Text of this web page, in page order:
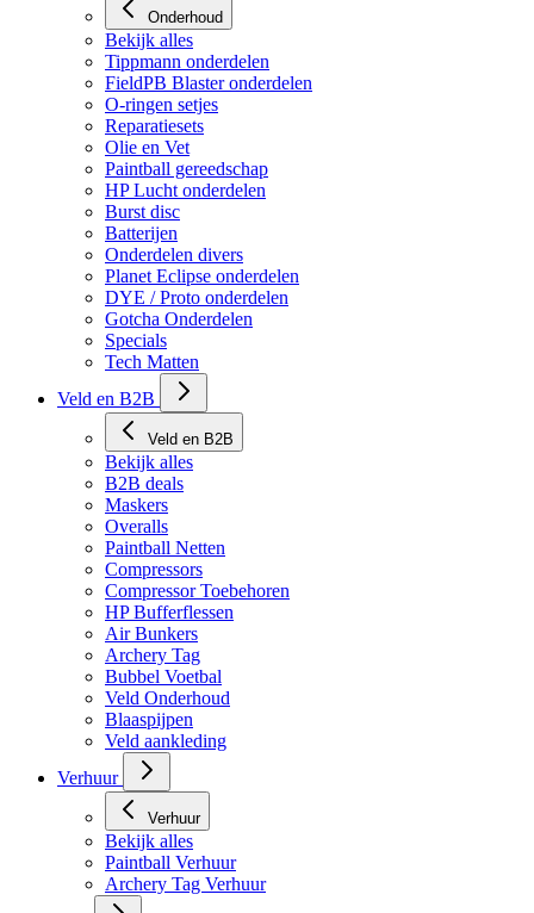
Bekijk alles
Tippmann onderdelen
FieldPB Blaster onderdelen
O-ringen setjes
Reparatiesets
Olie en Vet
Paintball gereedschap
HP Lucht onderdelen
Burst disc
Batterijen
Onderdelen divers
Planet Eclipse onderdelen
DYE / Proto onderdelen
Gotcha Onderdelen
Specials
Tech Matten
Veld en B2B
Veld en B2B
Bekijk alles
B2B deals
Maskers
Overalls
Paintball Netten
Compressors
Compressor Toebehoren
HP Bufferflessen
Air Bunkers
Archery Tag
Bubbel Voetbal
Veld Onderhoud
Blaaspijpen
Veld aankleding
Verhuur
Verhuur
Bekijk alles
Paintball Verhuur
Archery Tag Verhuur
Sale